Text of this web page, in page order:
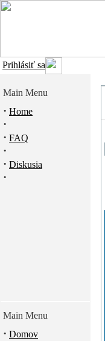
Prihlásiť sa
Main Menu
· Home
·
· FAQ
·
· Diskusia
·
Main Menu
· Domov